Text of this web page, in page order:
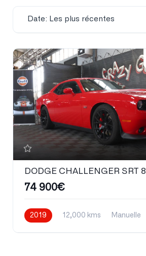
Date: Les plus récentes
DODGE CHALLENGER SRT 8
74 900€
2019 12,000 kms Manuelle